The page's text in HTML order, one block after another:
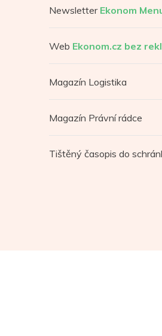
Newsletter Ekonom
Web Ekonom.cz bez
Magazín Logistika
Magazín Právní rádce
Tištěný časopis do